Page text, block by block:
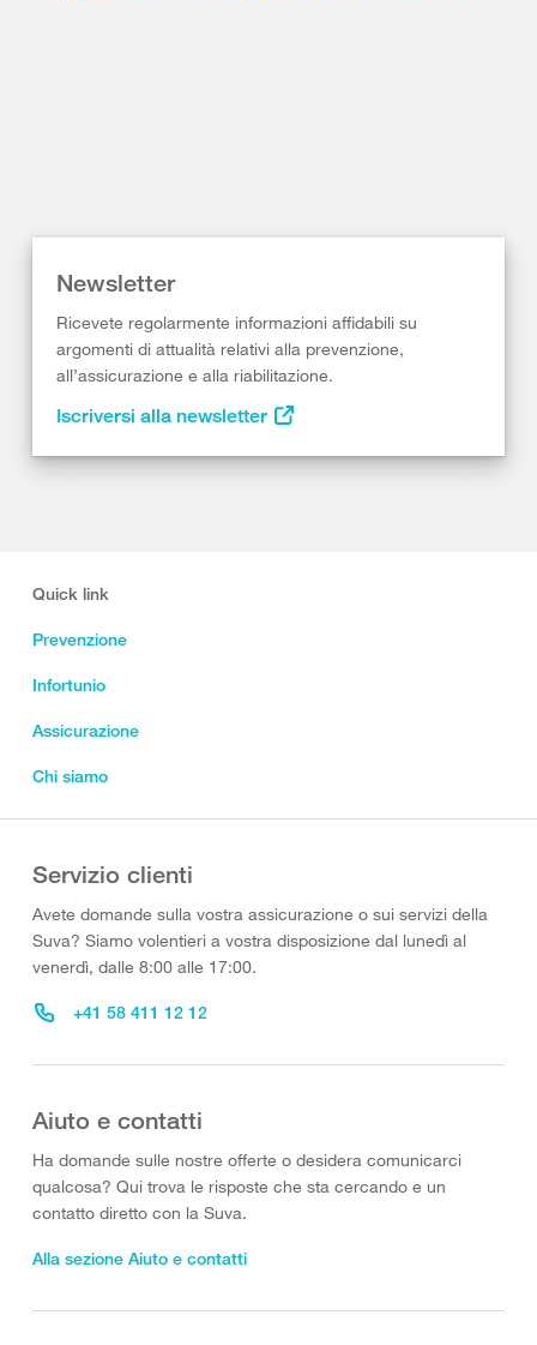
Newsletter
Ricevete regolarmente informazioni affidabili su
argomenti di attualità relativi alla prevenzione,
all’assicurazione e alla riabilitazione.
Iscriversi alla newsletter
Quick link
Prevenzione
Infortunio
Assicurazione
Chi siamo
Servizio clienti
Avete domande sulla vostra assicurazione o sui servizi della
Suva? Siamo volentieri a vostra disposizione dal lunedì al
venerdì, dalle 8:00 alle 17:00.
+41 58 411 12 12
Aiuto e contatti
Ha domande sulle nostre offerte o desidera comunicarci
qualcosa? Qui trova le risposte che sta cercando e un
contatto diretto con la Suva.
Alla sezione Aiuto e contatti